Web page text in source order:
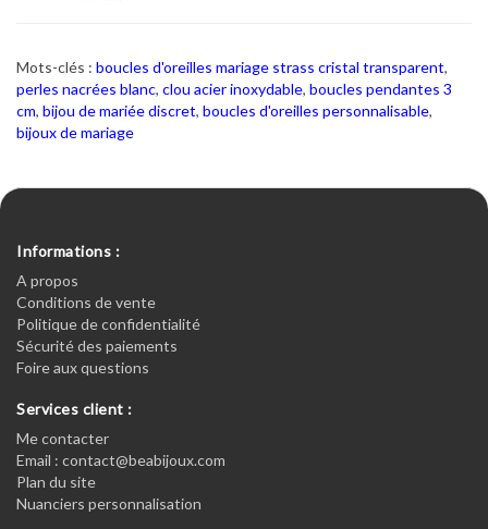
Mots-clés : boucles d'oreilles mariage strass cristal transparent,
perles nacrées blanc, clou acier inoxydable, boucles pendantes 3
cm, bijou de mariée discret, boucles d'oreilles personnalisable,
bijoux de mariage
Informations :
A propos
Conditions de vente
Politique de confidentialité
Sécurité des paiements
Foire aux questions
Services client :
Me contacter
Email : contact@beabijoux.com
Plan du site
Nuanciers personnalisation